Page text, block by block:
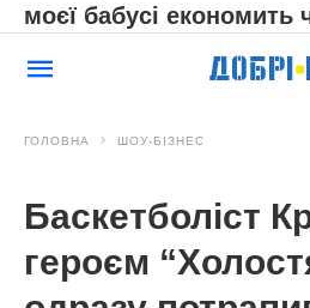
моєї бабусі економить